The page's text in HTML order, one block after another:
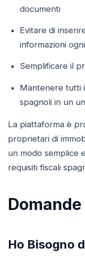
documenti
Evitare di
informazioni
Semplificare il
Mantenere tutti
spagnoli in un
La piattaforma è
proprietari di
un modo semplice
requisiti fiscali
Ho Bisogno